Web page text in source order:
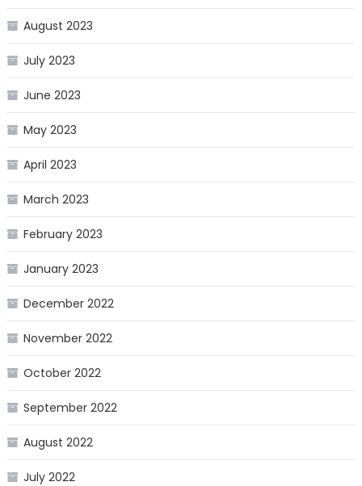
August 2023
July 2023
June 2023
May 2023
April 2023
March 2023
February 2023
January 2023
December 2022
November 2022
October 2022
September 2022
August 2022
July 2022